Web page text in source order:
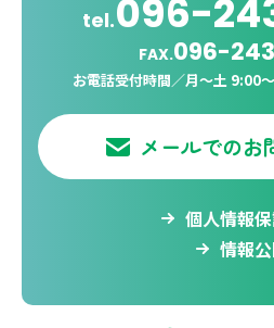
tel.096-
FAX.096-
お電話受付時間／月〜土 9:00〜
メールでのお
個人情報
情報